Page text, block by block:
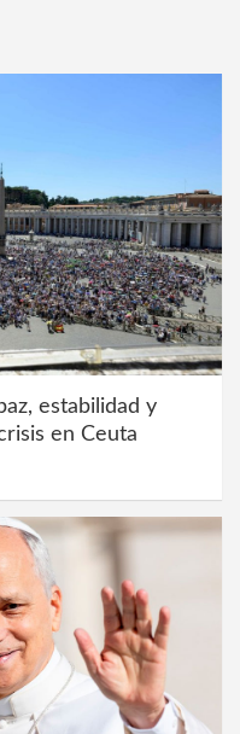
estabilidad y
en Ceuta